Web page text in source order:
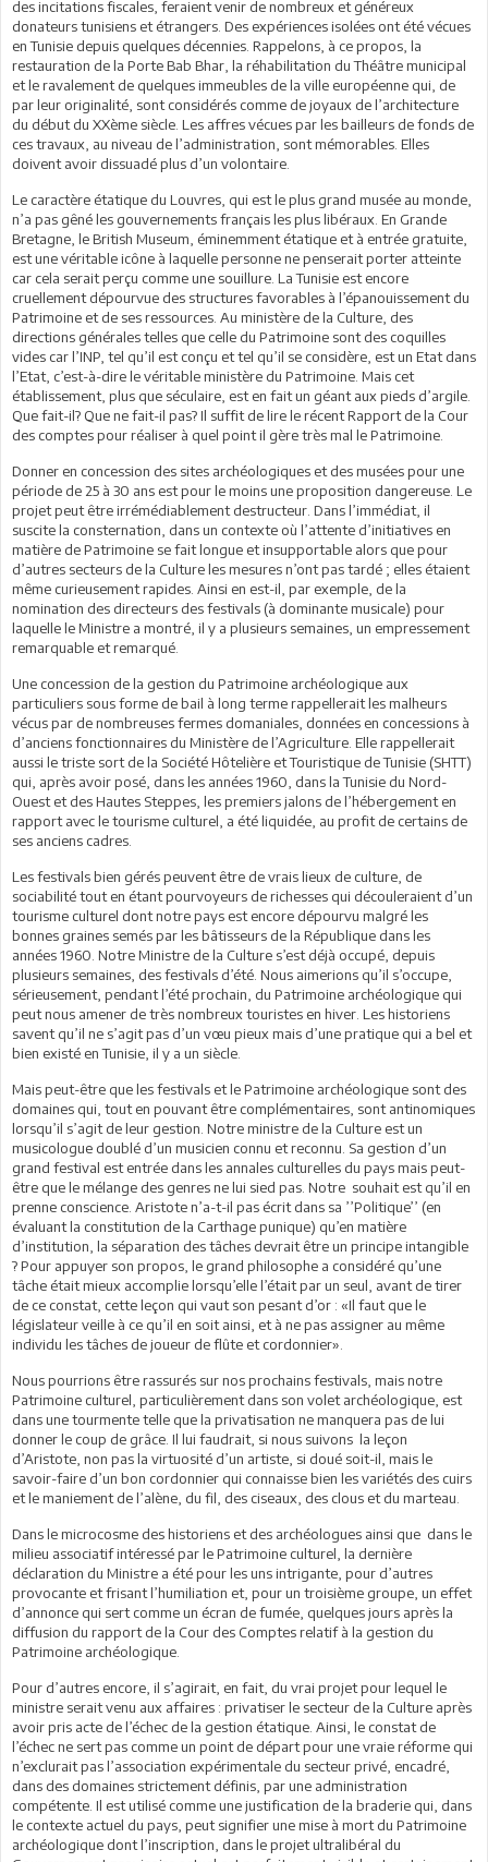
des incitations fiscales, feraient venir de nombreux et généreux
donateurs tunisiens et étrangers. Des expériences isolées ont été vécues
en Tunisie depuis quelques décennies. Rappelons, à ce propos, la
restauration de la Porte Bab Bhar, la réhabilitation du Théâtre municipal
et le ravalement de quelques immeubles de la ville européenne qui, de
par leur originalité, sont considérés comme de joyaux de l’architecture
du début du XXème siècle. Les affres vécues par les bailleurs de fonds de
ces travaux, au niveau de l’administration, sont mémorables. Elles
doivent avoir dissuadé plus d’un volontaire.
Le caractère étatique du Louvres, qui est le plus grand musée au monde,
n’a pas gêné les gouvernements français les plus libéraux. En Grande
Bretagne, le British Museum, éminemment étatique et à entrée gratuite,
est une véritable icône à laquelle personne ne penserait porter atteinte
car cela serait perçu comme une souillure. La Tunisie est encore
cruellement dépourvue des structures favorables à l’épanouissement du
Patrimoine et de ses ressources. Au ministère de la Culture, des
directions générales telles que celle du Patrimoine sont des coquilles
vides car l’INP, tel qu’il est conçu et tel qu’il se considère, est un Etat dans
l’Etat, c’est-à-dire le véritable ministère du Patrimoine. Mais cet
établissement, plus que séculaire, est en fait un géant aux pieds d’argile.
Que fait-il? Que ne fait-il pas? Il suffit de lire le récent Rapport de la Cour
des comptes pour réaliser à quel point il gère très mal le Patrimoine.
Donner en concession des sites archéologiques et des musées pour une
période de 25 à 30 ans est pour le moins une proposition dangereuse. Le
projet peut être irrémédiablement destructeur. Dans l’immédiat, il
suscite la consternation, dans un contexte où l’attente d’initiatives en
matière de Patrimoine se fait longue et insupportable alors que pour
d’autres secteurs de la Culture les mesures n’ont pas tardé ; elles étaient
même curieusement rapides. Ainsi en est-il, par exemple, de la
nomination des directeurs des festivals (à dominante musicale) pour
laquelle le Ministre a montré, il y a plusieurs semaines, un empressement
remarquable et remarqué.
Une concession de la gestion du Patrimoine archéologique aux
particuliers sous forme de bail à long terme rappellerait les malheurs
vécus par de nombreuses fermes domaniales, données en concessions à
d’anciens fonctionnaires du Ministère de l’Agriculture. Elle rappellerait
aussi le triste sort de la Société Hôtelière et Touristique de Tunisie (SHTT)
qui, après avoir posé, dans les années 1960, dans la Tunisie du Nord-
Ouest et des Hautes Steppes, les premiers jalons de l’hébergement en
rapport avec le tourisme culturel, a été liquidée, au profit de certains de
ses anciens cadres.
Les festivals bien gérés peuvent être de vrais lieux de culture, de
sociabilité tout en étant pourvoyeurs de richesses qui découleraient d’un
tourisme culturel dont notre pays est encore dépourvu malgré les
bonnes graines semés par les bâtisseurs de la République dans les
années 1960. Notre Ministre de la Culture s’est déjà occupé, depuis
plusieurs semaines, des festivals d’été. Nous aimerions qu’il s’occupe,
sérieusement, pendant l’été prochain, du Patrimoine archéologique qui
peut nous amener de très nombreux touristes en hiver. Les historiens
savent qu’il ne s’agit pas d’un vœu pieux mais d’une pratique qui a bel et
bien existé en Tunisie, il y a un siècle.
Mais peut-être que les festivals et le Patrimoine archéologique sont des
domaines qui, tout en pouvant être complémentaires, sont antinomiques
lorsqu’il s’agit de leur gestion. Notre ministre de la Culture est un
musicologue doublé d’un musicien connu et reconnu. Sa gestion d’un
grand festival est entrée dans les annales culturelles du pays mais peut-
être que le mélange des genres ne lui sied pas. Notre souhait est qu’il en
prenne conscience. Aristote n’a-t-il pas écrit dans sa ’’Politique’’ (en
évaluant la constitution de la Carthage punique) qu’en matière
d’institution, la séparation des tâches devrait être un principe intangible
? Pour appuyer son propos, le grand philosophe a considéré qu’une
tâche était mieux accomplie lorsqu’elle l’était par un seul, avant de tirer
de ce constat, cette leçon qui vaut son pesant d’or : «Il faut que le
législateur veille à ce qu’il en soit ainsi, et à ne pas assigner au même
individu les tâches de joueur de flûte et cordonnier».
Nous pourrions être rassurés sur nos prochains festivals, mais notre
Patrimoine culturel, particulièrement dans son volet archéologique, est
dans une tourmente telle que la privatisation ne manquera pas de lui
donner le coup de grâce. Il lui faudrait, si nous suivons la leçon
d’Aristote, non pas la virtuosité d’un artiste, si doué soit-il, mais le
savoir-faire d’un bon cordonnier qui connaisse bien les variétés des cuirs
et le maniement de l’alène, du fil, des ciseaux, des clous et du marteau.
Dans le microcosme des historiens et des archéologues ainsi que dans le
milieu associatif intéressé par le Patrimoine culturel, la dernière
déclaration du Ministre a été pour les uns intrigante, pour d’autres
provocante et frisant l’humiliation et, pour un troisième groupe, un effet
d’annonce qui sert comme un écran de fumée, quelques jours après la
diffusion du rapport de la Cour des Comptes relatif à la gestion du
Patrimoine archéologique.
Pour d’autres encore, il s’agirait, en fait, du vrai projet pour lequel le
ministre serait venu aux affaires : privatiser le secteur de la Culture après
avoir pris acte de l’échec de la gestion étatique. Ainsi, le constat de
l’échec ne sert pas comme un point de départ pour une vraie réforme qui
n’exclurait pas l’association expérimentale du secteur privé, encadré,
dans des domaines strictement définis, par une administration
compétente. Il est utilisé comme une justification de la braderie qui, dans
le contexte actuel du pays, peut signifier une mise à mort du Patrimoine
archéologique dont l’inscription, dans le projet ultralibéral du